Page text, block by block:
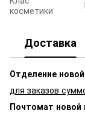
косметики
Доставка
Отделение
для заказов
Почтомат новой